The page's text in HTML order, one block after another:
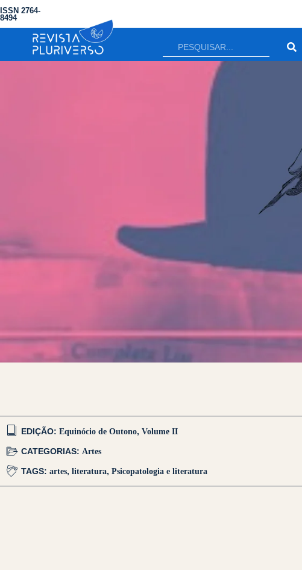
ISSN 2764-
8494
EDIÇÃO: Equinócio de Outono, Volume II
CATEGORIAS: Artes
TAGS: artes, literatura, Psicopatologia e literatura